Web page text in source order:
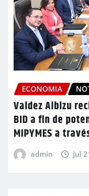
ECONOMIA
Valdez Albizu
BID a fin de
MIPYMES a
admin Jul